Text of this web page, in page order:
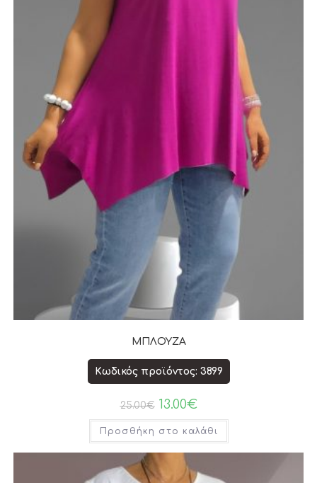
ΜΠΛΟΥΖΑ
Κωδικός προϊόντος: 3899
25.00€ 13.00€
Προσθήκη στο καλάθι